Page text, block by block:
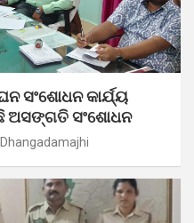
ସଂଶୋଧନ କାର୍ଯ୍ୟ
ଅସଙ୍ଗତି ସଂଶୋଧନ